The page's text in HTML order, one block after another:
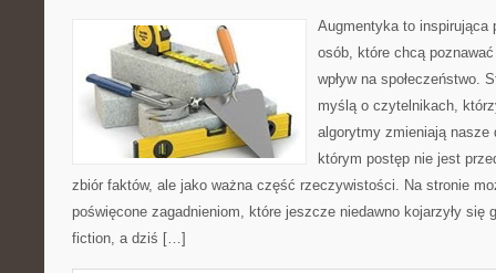
Augmentyka to inspirująca
osób, które chcą
wpływ na społeczeństwo.
myślą o czytelnikach,
algorytmy zmieniają nasze
którym postęp nie jest
zbiór faktów, ale jako ważna część rzeczywistości. Na stronie
poświęcone zagadnieniom, które jeszcze niedawno kojarzyły się
fiction, a dziś […]